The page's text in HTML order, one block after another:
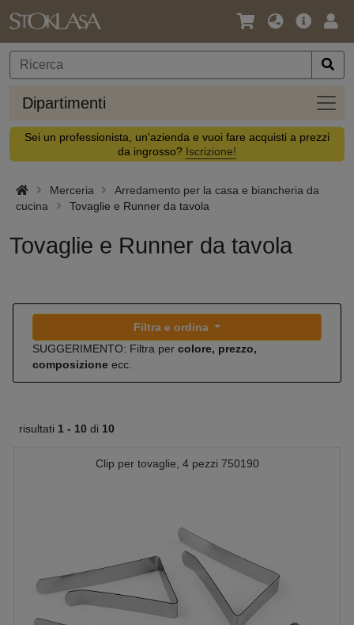
Lingua
Valuta
Offerta
Dipartimenti
Sei un professionista, un'azienda e vuoi fare acquisti a prezzi
da ingrosso? Iscrizione!
Merceria
Arredamento per la casa e biancheria da
cucina
Tovaglie e Runner da tavola
Tovaglie e Runner da tavola
Filtra e ordina
SUGGERIMENTO: Filtra per colore, prezzo,
composizione ecc.
risultati 1 - 10 di 10
Clip per tovaglie, 4 pezzi 750190